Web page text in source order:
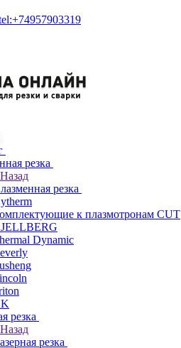
резка
Назад
резка
к плазмотронам CUT
Dynamic
резка
Назад
резка